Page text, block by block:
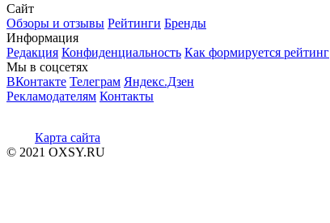
Сайт
Обзоры и отзывы Рейтинги Бренды
Информация
Редакция Конфиденциальность Как формируется рейтинг
Мы в соцсетях
ВКонтакте Телеграм Яндекс.Дзен
Рекламодателям Контакты
Карта сайта
© 2021 OXSY.RU